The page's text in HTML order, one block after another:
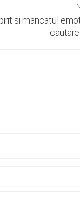
si mancatul